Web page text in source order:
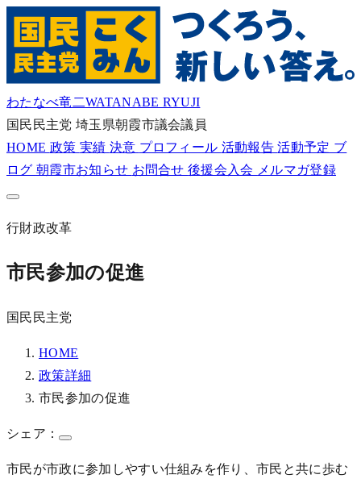
わたなべ竜二WATANABE RYUJI
国民民主党 埼玉県朝霞市議会議員
HOME 政策 実績 決意 プロフィール 活動報告活動予定 ブ
ログ 朝霞市お知らせ お問合せ後援会入会 メルマガ登録
行財政改革
市民参加の促進
国民民主党
HOME
政策詳細
市民参加の促進
シェア：
市民が市政に参加しやすい仕組みを作り、市民と共に歩む